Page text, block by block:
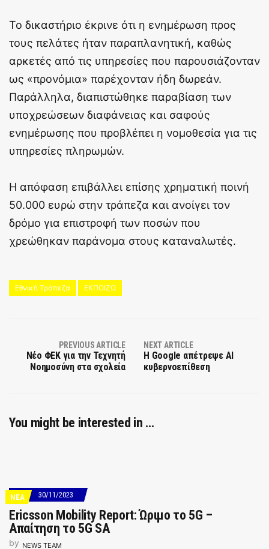
Το δικαστήριο έκρινε ότι η ενημέρωση προς
τους πελάτες ήταν παραπλανητική, καθώς
αρκετές από τις υπηρεσίες που παρουσιάζονταν
ως «προνόμια» παρέχονταν ήδη δωρεάν.
Παράλληλα, διαπιστώθηκε παραβίαση των
υποχρεώσεων διαφάνειας και σαφούς
ενημέρωσης που προβλέπει η νομοθεσία για τις
υπηρεσίες πληρωμών.
Η απόφαση επιβάλλει επίσης χρηματική ποινή
50.000 ευρώ στην τράπεζα και ανοίγει τον
δρόμο για επιστροφή των ποσών που
χρεώθηκαν παράνομα στους καταναλωτές.
Εθνική Τράπεζα ΕΚΠΟΙΖΩ
PREVIOUS ARTICLE
Νέο ΦΕΚ για την Τεχνητή
Νοημοσύνη στα σχολεία
NEXT ARTICLE
Η Google απέτρεψε AI
κυβερνοεπίθεση
You might be interested in …
ΝΕΑ 30/11/2023
Ericsson Mobility Report: Ώριμο το 5G –
Aπαίτηση το 5G SA
by NEWS TEAM